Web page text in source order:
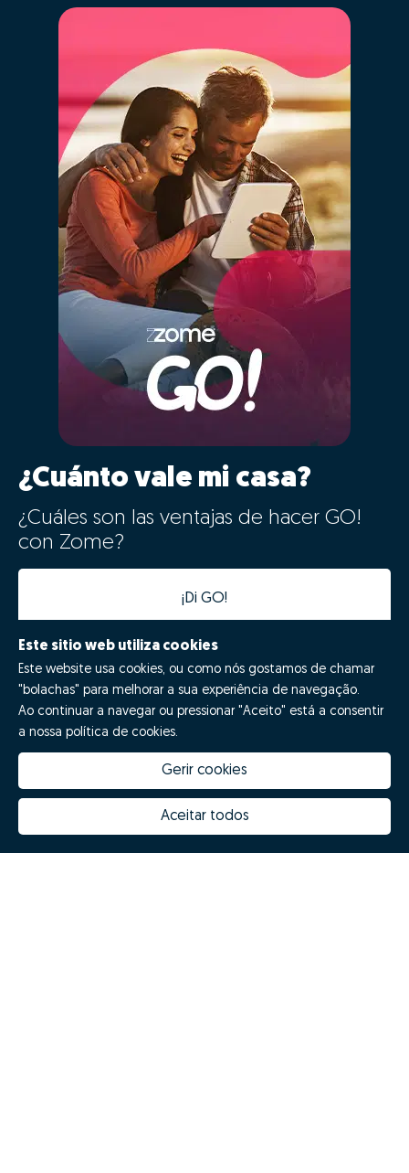
¿Cuánto vale mi casa?
¿Cuáles son las ventajas de hacer GO!
con Zome?
¡Di GO!
Porquê escolher a Zome
Inovação Zome
Hubs Zome
Este sitio web utiliza cookies
Este website usa cookies, ou como nós gostamos de chamar
"bolachas" para melhorar a sua experiência de navegação.
Ao continuar a navegar ou pressionar "Aceito" está a consentir
a nossa política de cookies.
Gerir cookies
Aceitar todos